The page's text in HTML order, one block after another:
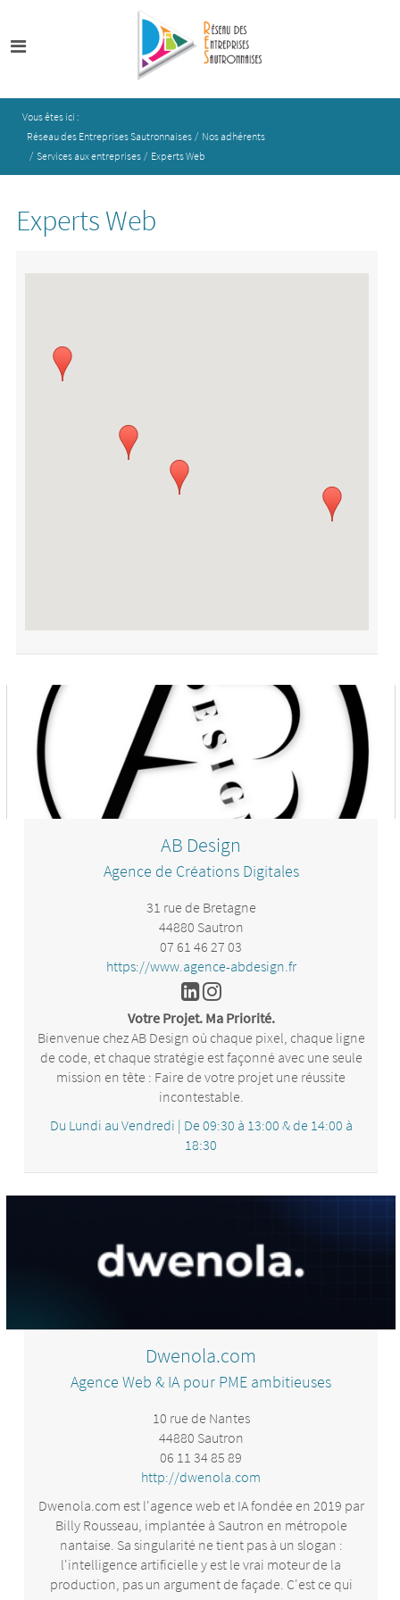
Vous êtes ici :
Réseau des Entreprises Sautronnaises / Nos adhérents
/ Services aux entreprises / Experts Web
Experts Web
AB Design
Agence de Créations Digitales
31 rue de Bretagne
44880 Sautron
07 61 46 27 03
https://www.agence-abdesign.fr
Votre Projet. Ma Priorité.
Bienvenue chez AB Design où chaque pixel, chaque ligne
de code, et chaque stratégie est façonné avec une seule
mission en tête : Faire de votre projet une réussite
incontestable.
Passionné par l’innovation, motivé par l’excellence et
déterminé à transformer vos idées en réalités numériques
percutantes. Faites moi confiance pour propulser votre
présence en ligne vers de nouveaux sommets.
Votre projet devient ma priorité.
Du Lundi au Vendredi | De 09:30 à 13:00 & de 14:00 à
18:30
Dwenola.com
Agence Web & IA pour PME ambitieuses
10 rue de Nantes
44880 Sautron
06 11 34 85 89
http://dwenola.com
Dwenola.com est l'agence web et IA fondée en 2019 par
Billy Rousseau, implantée à Sautron en métropole
nantaise. Sa singularité ne tient pas à un slogan :
l'intelligence artificielle y est le vrai moteur de la
production, pas un argument de façade. C'est ce qui